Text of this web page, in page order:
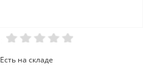
Есть на складе